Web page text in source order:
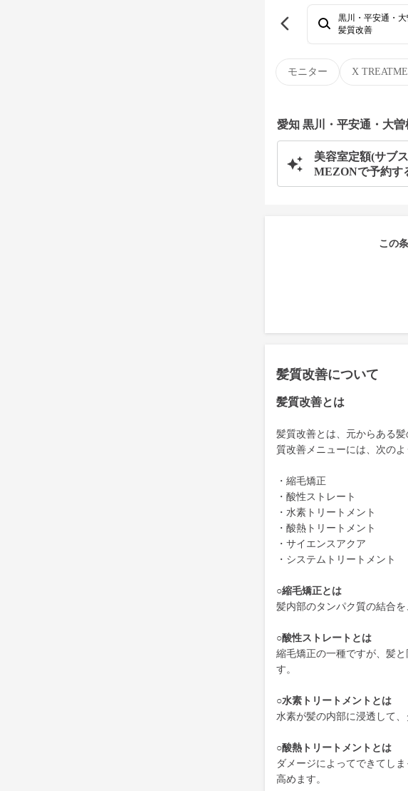
モニター X
黒川・平安通・
髪質改善
愛知 黒川・平安通・大
美容室定額(サブ
MEZONで予約す
この
髪質改善について
髪質改善とは
髪質改善とは、元からある
質改善メニューには、次のよ
・縮毛矯正
・酸性ストレート
・水素トリートメント
・酸熱トリートメント
・サイエンスアクア
・システムトリートメント
○縮毛矯正とは
髪内部のタンパク質の結合
○酸性ストレートとは
縮毛矯正の一種ですが、髪
す。
○水素トリートメントとは
水素が髪の内部に浸透して
○酸熱トリートメントとは
ダメージによってできてし
高めます。